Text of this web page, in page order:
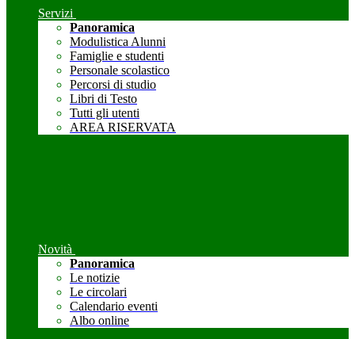
Servizi
Panoramica
Modulistica Alunni
Famiglie e studenti
Personale scolastico
Percorsi di studio
Libri di Testo
Tutti gli utenti
AREA RISERVATA
Novità
Panoramica
Le notizie
Le circolari
Calendario eventi
Albo online